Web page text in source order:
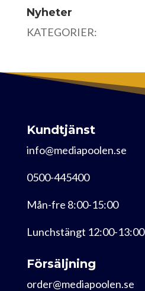
Nyheter
KATEGORIER:
Kundtjänst
info@mediapoolen.se
0500-445400
Mån-fre 8:00-15:00
Lunchstängt 12:00-13:00
Försäljning
order@mediapoolen.se